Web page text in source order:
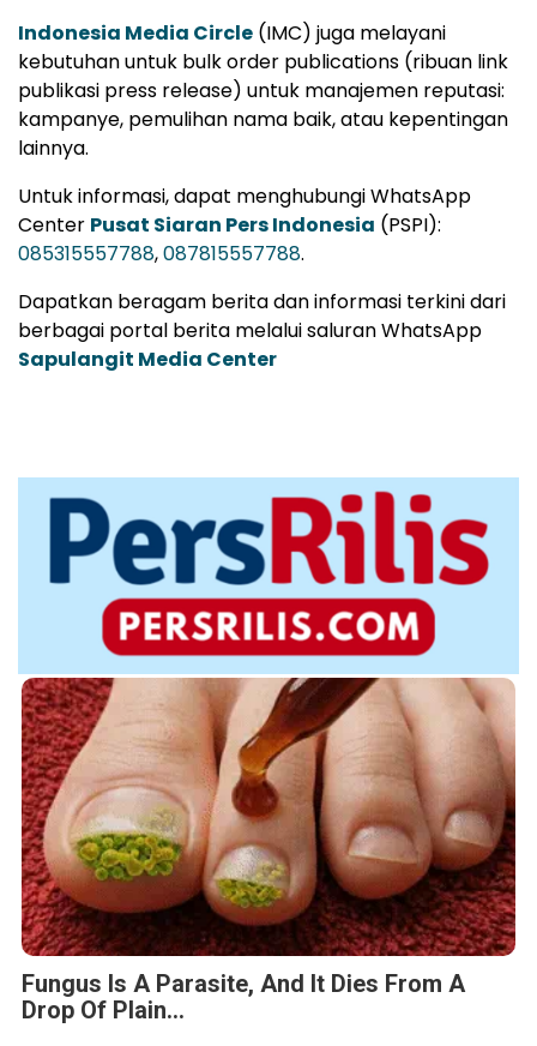
Indonesia Media Circle (IMC) juga melayani
kebutuhan untuk bulk order publications (ribuan link
publikasi press release) untuk manajemen reputasi:
kampanye, pemulihan nama baik, atau kepentingan
lainnya.
Untuk informasi, dapat menghubungi WhatsApp
Center Pusat Siaran Pers Indonesia (PSPI):
085315557788,087815557788.
Dapatkan beragam berita dan informasi terkini dari
berbagai portal berita melalui saluran WhatsApp
Sapulangit Media Center
Fungus Is A Parasite, And It Dies From A
Drop Of Plain...